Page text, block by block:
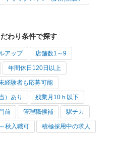
わり条件で探す
アップ 店舗数1～9
年間休日120日以上
経験者も応募可能
）あり 残業月10ｈ以下
前 管理職候補 駅チカ
秋入職可 積極採用中の求人